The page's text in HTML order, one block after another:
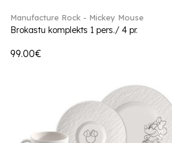
Manufacture Rock - Mickey Mouse
Brokastu komplekts 1 pers./ 4 pr.
99.00€